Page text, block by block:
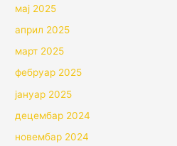
мај 2025
април 2025
март 2025
фебруар 2025
јануар 2025
децембар 2024
новембар 2024